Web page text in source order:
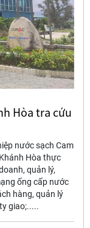
Hòa tra cứu
nước sạch Cam
Hòa thực
quản lý,
ống cấp nước
hàng, quản lý
giao;.....